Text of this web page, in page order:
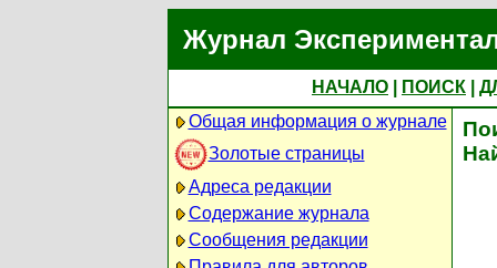
Журнал
НАЧАЛО ПОИСК
Общая информация о журнале
Золотые страницы
Адреса редакции
Содержание журнала
Сообщения редакции